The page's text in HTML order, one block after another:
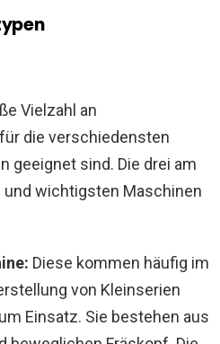
Vielzahl an
die verschiedensten
geeignet sind. Die drei am
wichtigsten Maschinen
Diese kommen häufig im
von Kleinserien
Einsatz. Sie bestehen aus